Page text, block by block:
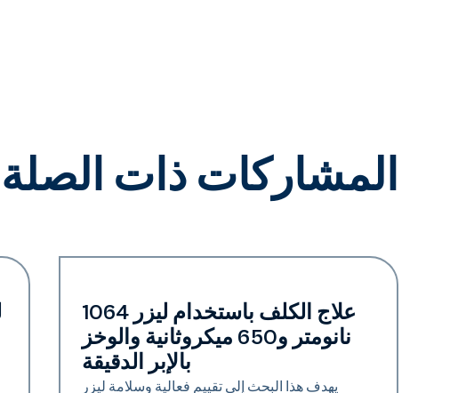
المشاركات ذات الصلة
التصبغ | تجديد الجلد
علاج الكلف باستخدام ليزر 1064
نانومتر و650 ميكروثانية والوخز
بالإبر الدقيقة
يهدف هذا البحث إلى تقييم فعالية وسلامة ليزر